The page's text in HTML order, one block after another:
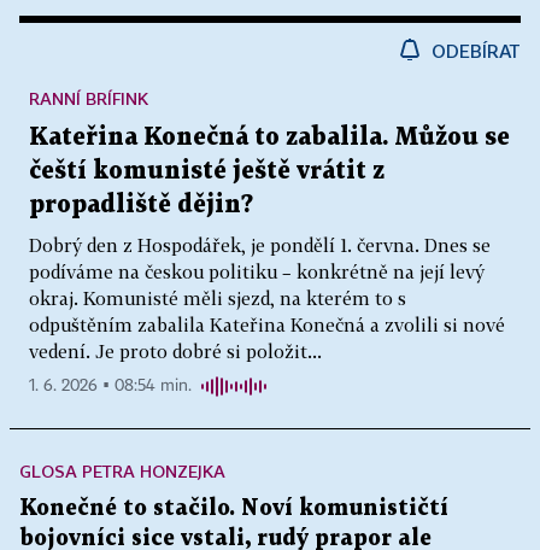
ODEBÍRAT
Kateřina Konečná to zabalila. Můžou se
čeští komunisté ještě vrátit z
propadliště dějin?
Dobrý den z Hospodářek, je pondělí 1. června. Dnes se
podíváme na českou politiku – konkrétně na její levý
okraj. Komunisté měli sjezd, na kterém to s
odpuštěním zabalila Kateřina Konečná a zvolili si nové
vedení. Je proto dobré si položit...
RANNÍ BRÍFINK
1. 6. 2026 ▪ 08:54 min.
GLOSA PETRA HONZEJKA
Konečné to stačilo. Noví komunističtí
bojovníci sice vstali, rudý prapor ale